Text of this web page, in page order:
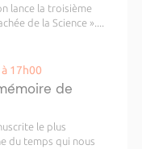
lance la troisième
de la Science »....
17h00
de
le plus
du temps qui nous